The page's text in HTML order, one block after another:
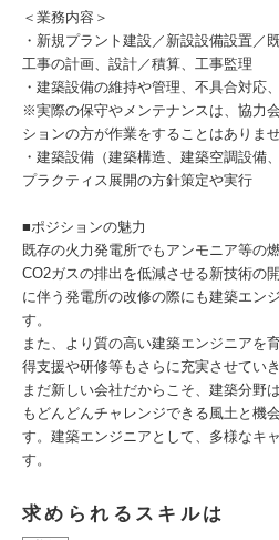
＜業務内容＞
・新規プラント建設／新設設備設置／
工事の計画、設計／積算、工事監理
・建築設備の維持や管理、不具合対応
※実際の保守やメンテナンスは、協力
ションの方が作業をすることはありま
・建築設備（建築構造、建築空調設備
プラクティス展開の方針策定や実行
■ポジションの魅力
既存の火力発電所でもアンモニア等の
CO2ガスの排出を低減させる新技術の
に伴う発電所の改修の際にも建築エン
す。
また、より質の高い建築エンジニアを
得支援や研修等もさらに充実させていき
まだ新しい会社だからこそ、建築分野
もどんどんチャレンジできる風土と機
す。建築エンジニアとして、多様なキ
す。
求められるスキルは